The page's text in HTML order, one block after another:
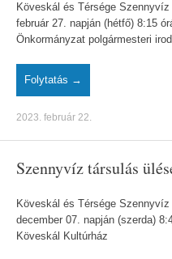
Köveskál és Térsége
február 27. napján (hétfő) 8:15
Önkormányzat polgármesteri
Folytatás →
2023. február 22.
Szennyvíz társulás
Köveskál és Térsége
december 07. napján (szerda)
Köveskál Kultúrház